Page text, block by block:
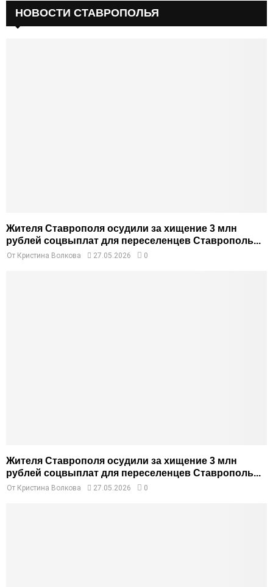
НОВОСТИ СТАВРОПОЛЬЯ
Жителя Ставрополя осудили за хищение 3 млн
рублей соцвыплат для переселенцев Ставрополь...
От Кристина Волкова 27.05.2026 0
Жителя Ставрополя осудили за хищение 3 млн
рублей соцвыплат для переселенцев Ставрополь...
От Кристина Волкова 27.05.2026 0